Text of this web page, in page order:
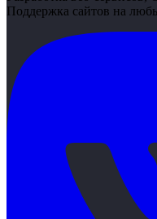
Поддержка сайтов на